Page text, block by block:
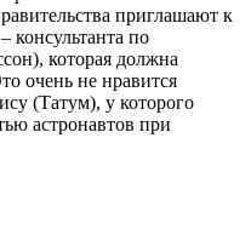
приглашают к
консультанта по
которая должна
очень не нравится
(Татум), у которого
астронавтов при